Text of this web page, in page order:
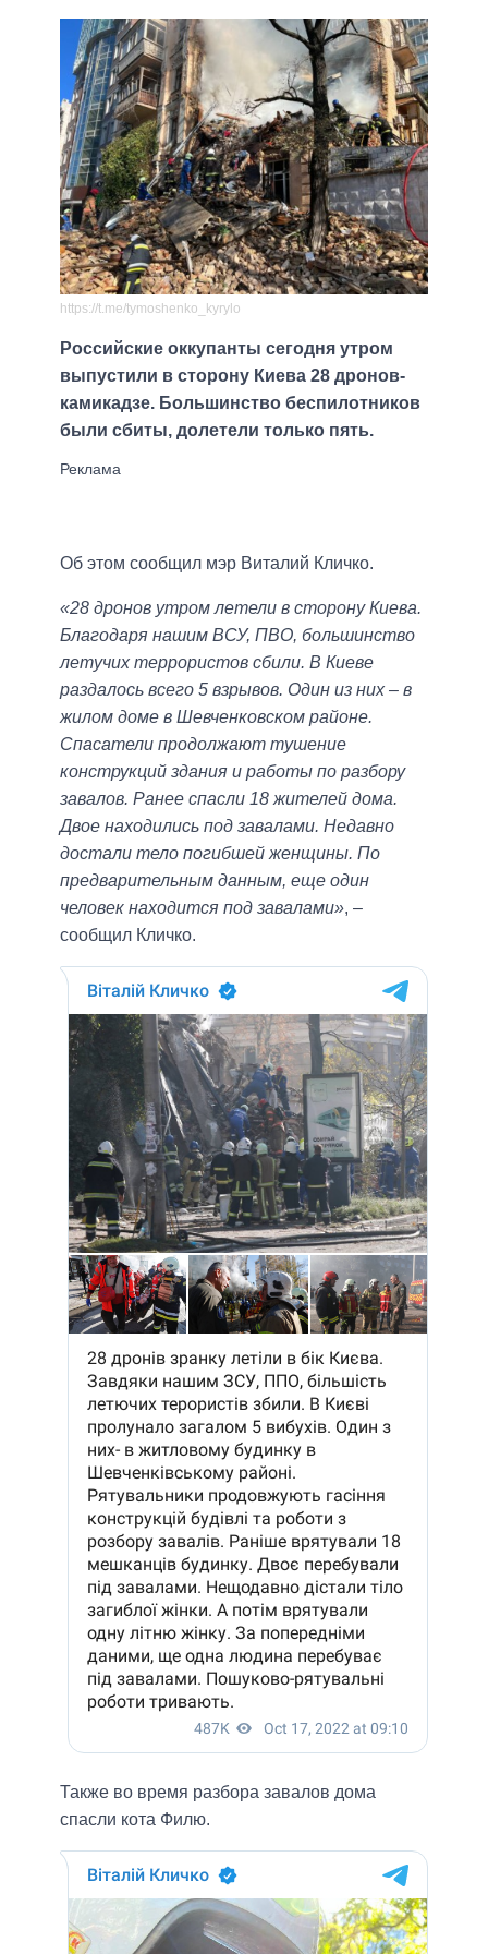
https://t.me/tymoshenko_kyrylo
Российские оккупанты сегодня утром
выпустили в сторону Киева 28 дронов-
камикадзе. Большинство беспилотников
были сбиты, долетели только пять.
Об этом сообщил мэр Виталий Кличко.
«28 дронов утром летели в сторону Киева.
Благодаря нашим ВСУ, ПВО, большинство
летучих террористов сбили. В Киеве
раздалось всего 5 взрывов. Один из них – в
жилом доме в Шевченковском районе.
Спасатели продолжают тушение
конструкций здания и работы по разбору
завалов. Ранее спасли 18 жителей дома.
Двое находились под завалами. Недавно
достали тело погибшей женщины. По
предварительным данным, еще один
человек находится под завалами», –
сообщил Кличко.
Также во время разбора завалов дома
спасли кота Филю.